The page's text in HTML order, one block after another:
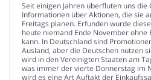
Seit einigen Jahren überfluten uns
Informationen über Aktionen, die sie
Freitags planen. Erfunden wurde
heute niemand Ende November
kann. In Deutschland sind
Ausland, aber die Deutschen nutzen
wird in den Vereinigten Staaten am
was immer der vierte Donnerstag im
wird es eine Art Auftakt der